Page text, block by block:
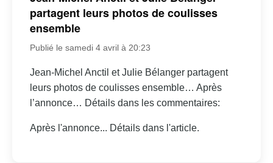
partagent leurs photos de coulisses
ensemble
Publié le samedi 4 avril à 20:23
Jean-Michel Anctil et Julie Bélanger partagent
leurs photos de coulisses ensemble… Après
l’annonce… Détails dans les commentaires:
Après l'annonce... Détails dans l'article.